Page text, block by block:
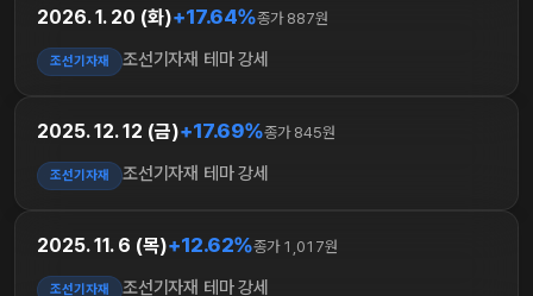
2026. 1. 20 (화)+17.64%종가 887원
조선기자재 조선기자재 테마 강세
2025. 12. 12 (금)+17.69%종가 845원
조선기자재 조선기자재 테마 강세
2025. 11. 6 (목)+12.62%종가 1,017원
조선기자재 조선기자재 테마 강세